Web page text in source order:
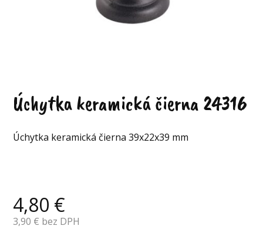
Úchytka keramická čierna 24316
Úchytka keramická čierna 39x22x39 mm
4,80 €
3,90 € bez DPH